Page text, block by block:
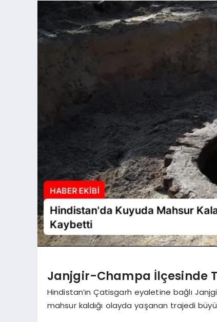
Janjgir-Champa İlçesinde
Hindistan’ın Çatisgarh eyaletine bağlı
mahsur kaldığı olayda yaşanan trajedi